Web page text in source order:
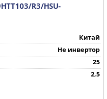
R3/HSU-
Китай
Не инвертор
25
2,5